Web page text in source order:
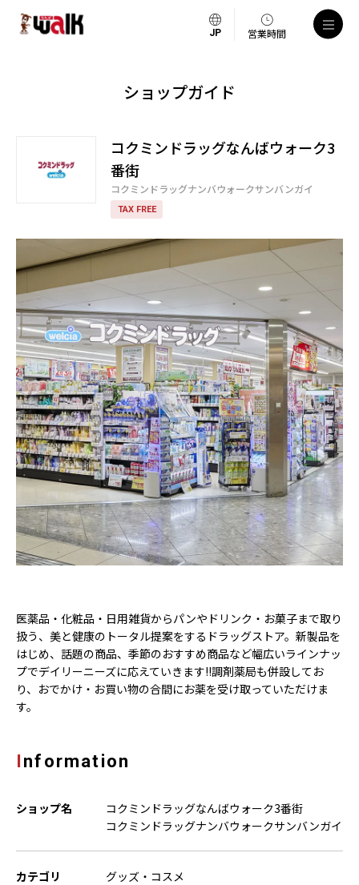
営業時間
ショップガイド
コクミンドラッグなんばウォーク3
番街
コクミンドラッグナンバウォークサンバンガイ
TAX FREE
医薬品・化粧品・日用雑貨からパンやドリンク・お菓子まで取り
扱う、美と健康のトータル提案をするドラッグストア。新製品を
はじめ、話題の商品、季節のおすすめ商品など幅広いラインナッ
プでデイリーニーズに応えていきます!!調剤薬局も併設してお
り、おでかけ・お買い物の合間にお薬を受け取っていただけま
す。
Information
ショップ名
コクミンドラッグなんばウォーク3番街
コクミンドラッグナンバウォークサンバンガイ
カテゴリ グッズ・コスメ